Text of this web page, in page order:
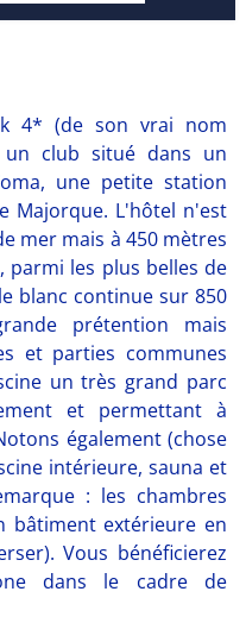
4* (de son vrai nom
un club situé dans un
une petite station
Majorque. L'hôtel n'est
mer mais à 450 mètres
parmi les plus belles de
blanc continue sur 850
prétention mais
et parties communes
un très grand parc
et permettant à
également (chose
intérieure, sauna et
: les chambres
bâtiment extérieure en
Vous bénéficierez
dans le cadre de